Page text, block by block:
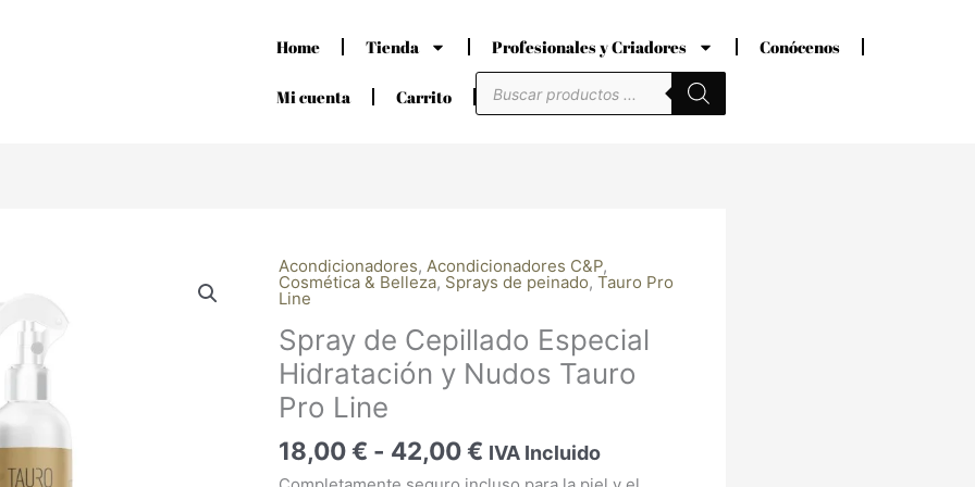
Home Tienda Profesionales y Criadores Conócenos
Mi cuenta Carrito
Búsqueda
de
productos
Acondicionadores, Acondicionadores C&P,
Cosmética & Belleza, Sprays de peinado, Tauro Pro
Line
Spray de Cepillado Especial
Hidratación y Nudos Tauro
Pro Line
18,00€ - 42,00€
Rango
de
desde
18,00 €
IVA Incluido
Spray
de
Especial
Hidratación
y
Nudos
Tauro
Pro